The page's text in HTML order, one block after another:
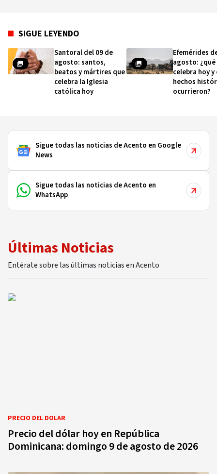
SIGUE LEYENDO
Santoral del 09 de
agosto: santos,
beatos y mártires que
celebra la Iglesia
católica hoy
Efemérides
agosto: ¿qué
celebra hoy y
hechos
ocurrieron?
Sigue todas las noticias de Acento en Google
News
Sigue todas las noticias de Acento en
WhatsApp